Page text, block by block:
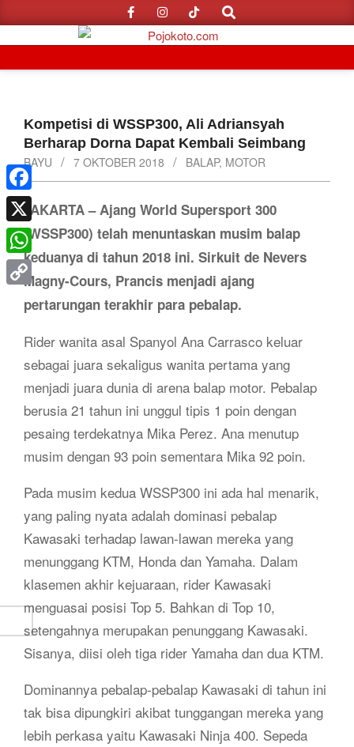
to
content
Search
MenuKompetisi di WSSP300, Ali Adriansyah
Berharap Dorna Dapat Kembali Seimbang
BAYU
7 OKTOBER 2018 BALAP, MOTOR
JAKARTA – Ajang World Supersport 300
(WSSP300) telah menuntaskan musim balap
keduanya di tahun 2018 ini. Sirkuit de Nevers
Magny-Cours, Prancis menjadi ajang
pertarungan terakhir para pebalap.
Rider wanita asal Spanyol Ana Carrasco keluar
sebagai juara sekaligus wanita pertama yang
menjadi juara dunia di arena balap motor. Pebalap
berusia 21 tahun ini unggul tipis 1 poin dengan
pesaing terdekatnya Mika Perez. Ana menutup
musim dengan 93 poin sementara Mika 92 poin.
Pada musim kedua WSSP300 ini ada hal menarik,
yang paling nyata adalah dominasi pebalap
Kawasaki terhadap lawan-lawan mereka yang
menunggang KTM, Honda dan Yamaha. Dalam
klasemen akhir kejuaraan, rider Kawasaki
menguasai posisi Top 5. Bahkan di Top 10,
setengahnya merupakan penunggang Kawasaki.
Sisanya, diisi oleh tiga rider Yamaha dan dua KTM.
Dominannya pebalap-pebalap Kawasaki di tahun ini
tak bisa dipungkiri akibat tunggangan mereka yang
lebih perkasa yaitu Kawasaki Ninja 400. Sepeda
Facebook
X
WhatsApp